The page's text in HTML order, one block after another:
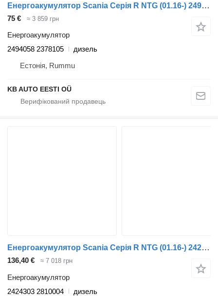
Енергоакумулятор Scania Серія R NTG (01.16-) 2494058 2378105 до вантажівки Scania R-Series NTG (01.16-)
75 € ≈ 3 859 грн
Енергоакумулятор
2494058 2378105
дизель
Естонія, Rummu
KB AUTO EESTI OÜ
Енергоакумулятор Scania Серія R NTG (01.16-) 2424303 2810004 до вантажівки Scania R-Series NTG (01.16-)
136,40 € ≈ 7 018 грн
Енергоакумулятор
2424303 2810004
дизель